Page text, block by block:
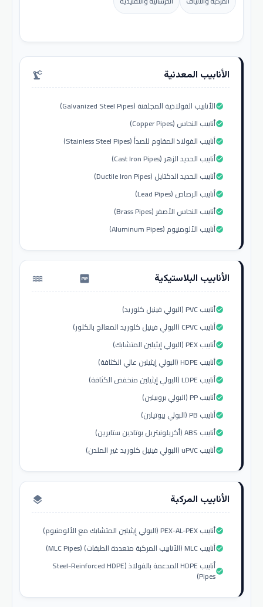
الأنابيب المعدنية precision_manufacturing
الأنابيب الفولاذية المجلفنة (Galvanized Steel Pipes)check_circle
أنابيب النحاس (Copper Pipes)check_circle
أنابيب الفولاذ المقاوم للصدأ (Stainless Steel Pipes)check_circle
أنابيب الحديد الزهر (Cast Iron Pipes)check_circle
أنابيب الحديد الدكتايل (Ductile Iron Pipes)check_circle
أنابيب الرصاص (Lead Pipes)check_circle
أنابيب النحاس الأصفر (Brass Pipes)check_circle
أنابيب الألومنيوم (Aluminum Pipes)check_circle
الأنابيب البلاستيكية water_pump
أنابيب PVC (البولي فينيل كلوريد)check_circle
أنابيب CPVC (البولي فينيل كلوريد المعالج بالكلور)check_circle
أنابيب PEX (البولي إيثيلين المتشابك)check_circle
أنابيب HDPE (البولي إيثيلين عالي الكثافة)check_circle
أنابيب LDPE (البولي إيثيلين منخفض الكثافة)check_circle
أنابيب PP (البولي بروبيلين)check_circle
أنابيب PB (البولي بيوتيلين)check_circle
أنابيب ABS (أكريلونيتريل بوتادين ستايرين)check_circle
أنابيب uPVC (البولي فينيل كلوريد غير الملدن)check_circle
الأنابيب المركبة layers
أنابيب PEX-AL-PEX (البولي إيثيلين المتشابك مع الألومنيوم)check_circle
أنابيب MLC (الأنابيب المركبة متعددة الطبقات) (MLC Pipes)check_circle
أنابيب HDPE المدعمة بالفولاذ (Steel-Reinforced HDPE
Pipes)check_circle